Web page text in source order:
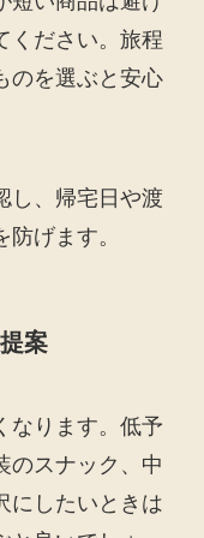
ください。旅程
のを選ぶと安心
し、帰宅日や渡
げます。
案
なります。低予
のスナック、中
にしたいときは